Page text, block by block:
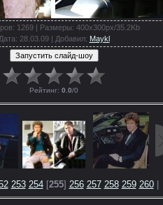
: 1269 | Размеры: 400x300px/35.2Kb
Дата: 28.03.09 | Добавил: Maykl
Рейтинг: 0.0/0
253 254[255] 256 257 258 259 260|